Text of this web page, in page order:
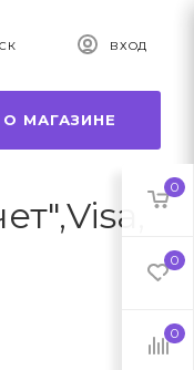
ВХОД
О МАГАЗИНЕ
0
0
0